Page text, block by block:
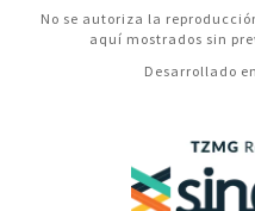
No se autoriza la
aquí mostrados sin
Desarrollado